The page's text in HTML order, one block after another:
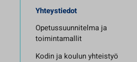
Yhteystiedot
Opetussuunnitelma ja
toimintamallit
Kodin ja koulun yhteistyö